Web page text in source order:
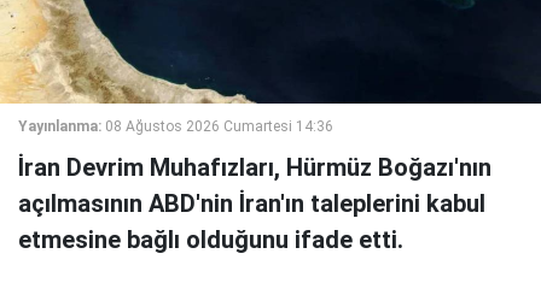
Yayınlanma: 08 Ağustos 2026 Cumartesi 14:36
İran Devrim Muhafızları, Hürmüz Boğazı'nın
açılmasının ABD'nin İran'ın taleplerini kabul
etmesine bağlı olduğunu ifade etti.